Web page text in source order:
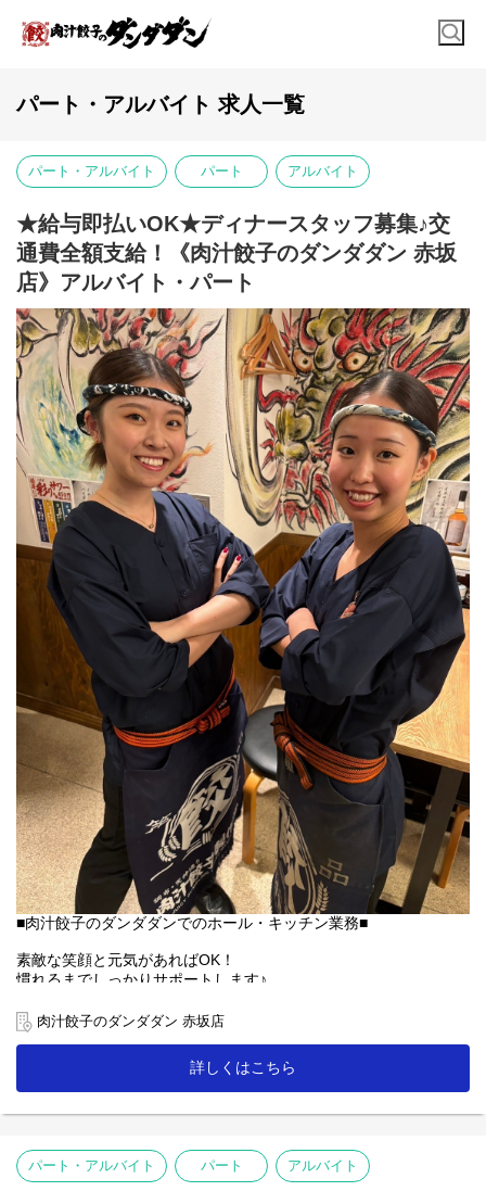
パート・アルバイト 求人一覧
パート・アルバイト パート アルバイト
★給与即払いOK★ディナースタッフ募集♪交
通費全額支給！《肉汁餃子のダンダダン 赤坂
店》アルバイト・パート
■肉汁餃子のダンダダンでのホール・キッチン業務■
素敵な笑顔と元気があればOK！
慣れるまでしっかりサポートします♪
【ホール】
「何もつけないで食べられるようになっていますので、
「肉汁焼餃子」を提供する時は、こんな説明を！
お客様との距離、めっちゃ近いので接客を楽しんで下さいね♪
【キッチン】
未経験者の方にも無理なくスタートできる簡単な調理がメイン！
人気の「肉汁焼餃子」も上手に焼ける様に！
肉汁餃子のダンダダン 赤坂店
詳しくはこちら
パート・アルバイト パート アルバイト